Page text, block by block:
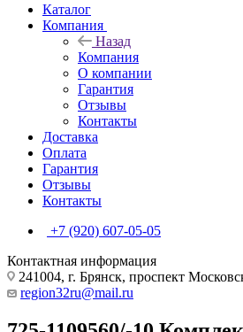
Каталог
Компания
Назад
Компания
О компании
Гарантия
Отзывы
Контакты
Доставка
Оплата
Гарантия
Отзывы
Контакты
+7 (920) 607-05-05
Контактная информация
241004, г. Брянск, проспект
region32ru@mail.ru